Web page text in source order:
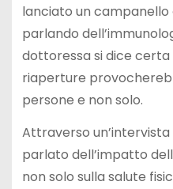
lanciato un campanello
parlando
dottoressa si dice
riaperture
persone e non solo.
Attraverso
parlato dell’impatto
non solo sulla salute